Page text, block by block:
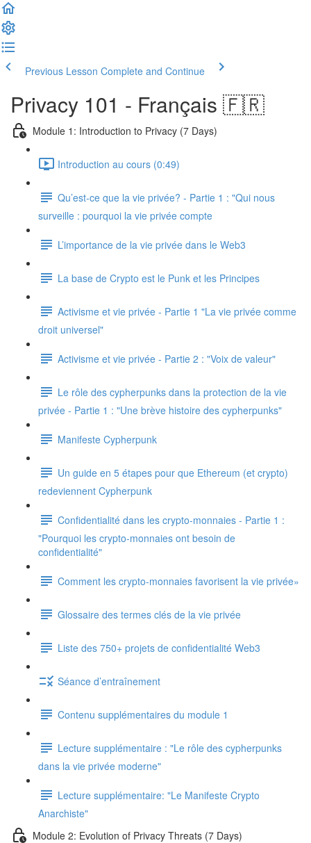
Previous Lesson Complete and Continue
Privacy 101 - Français 🇫🇷
Module 1: Introduction to Privacy (7 Days)
Introduction au cours (0:49)
Qu’est-ce que la vie privée? - Partie 1 : "Qui nous
surveille : pourquoi la vie privée compte
L’importance de la vie privée dans le Web3
La base de Crypto est le Punk et les Principes
Activisme et vie privée - Partie 1 "La vie privée comme
droit universel"
Activisme et vie privée - Partie 2 : "Voix de valeur"
Le rôle des cypherpunks dans la protection de la vie
privée - Partie 1 : "Une brève histoire des cypherpunks"
Manifeste Cypherpunk
Un guide en 5 étapes pour que Ethereum (et crypto)
redeviennent Cypherpunk
Confidentialité dans les crypto-monnaies - Partie 1 :
"Pourquoi les crypto-monnaies ont besoin de
confidentialité"
Comment les crypto-monnaies favorisent la vie privée»
Glossaire des termes clés de la vie privée
Liste des 750+ projets de confidentialité Web3
Séance d’entraînement
Contenu supplémentaires du module 1
Lecture supplémentaire : "Le rôle des cypherpunks
dans la vie privée moderne"
Lecture supplémentaire: "Le Manifeste Crypto
Anarchiste"
Module 2: Evolution of Privacy Threats (7 Days)